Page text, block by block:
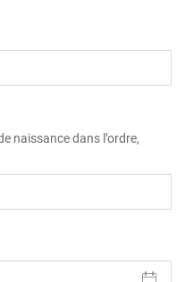
naissance dans l’ordre,